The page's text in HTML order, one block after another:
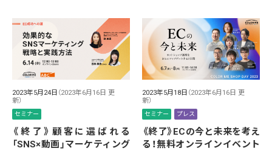
2023年5月24日 （2023年6月16日 更
新）
セミナー
《終了》顧客に選ばれる
「SNS×動画」マーケティング
2023年5月18日 （2023年6月16日 更
新）
セミナー プレス
《終了》ECの今と未来を考え
る！無料オンラインイベント